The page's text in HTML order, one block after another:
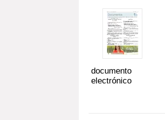
documento
electrónico